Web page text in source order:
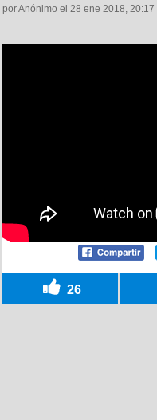
por Anónimo el 28 ene 2018, 20:17
26